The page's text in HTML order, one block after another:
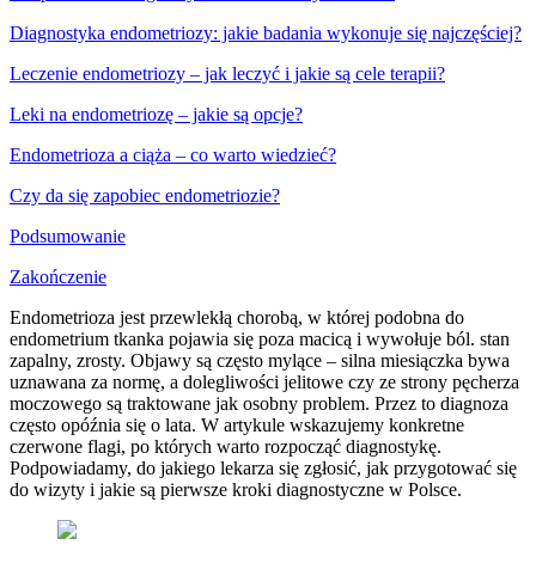
Diagnostyka endometriozy: jakie badania wykonuje się najczęściej?
Leczenie endometriozy – jak leczyć i jakie są cele terapii?
Leki na endometriozę – jakie są opcje?
Endometrioza a ciąża – co warto wiedzieć?
Czy da się zapobiec endometriozie?
Podsumowanie
Zakończenie
Endometrioza jest przewlekłą chorobą, w której podobna do
endometrium tkanka pojawia się poza macicą i wywołuje ból. stan
zapalny, zrosty. Objawy są często mylące – silna miesiączka bywa
uznawana za normę, a dolegliwości jelitowe czy ze strony pęcherza
moczowego są traktowane jak osobny problem. Przez to diagnoza
często opóźnia się o lata. W artykule wskazujemy konkretne
czerwone flagi, po których warto rozpocząć diagnostykę.
Podpowiadamy, do jakiego lekarza się zgłosić, jak przygotować się
do wizyty i jakie są pierwsze kroki diagnostyczne w Polsce.